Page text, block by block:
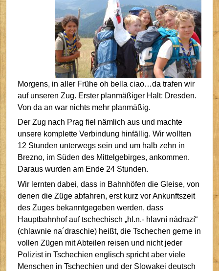
Morgens, in aller Frühe oh bella ciao…da trafen wir
auf unseren Zug. Erster planmäßiger Halt: Dresden.
Von da an war nichts mehr planmäßig.
Der Zug nach Prag fiel nämlich aus und machte
unsere komplette Verbindung hinfällig. Wir wollten
12 Stunden unterwegs sein und um halb zehn in
Brezno, im Süden des Mittelgebirges, ankommen.
Daraus wurden am Ende 24 Stunden.
Wir lernten dabei, dass in Bahnhöfen die Gleise, von
denen die Züge abfahren, erst kurz vor Ankunftszeit
des Zuges bekanntgegeben werden, dass
Hauptbahnhof auf tschechisch „hl.n.- hlavní nádrazí“
(chlawnie na´draschie) heißt, die Tschechen gerne in
vollen Zügen mit Abteilen reisen und nicht jeder
Polizist in Tschechien englisch spricht aber viele
Menschen in Tschechien und der Slowakei deutsch